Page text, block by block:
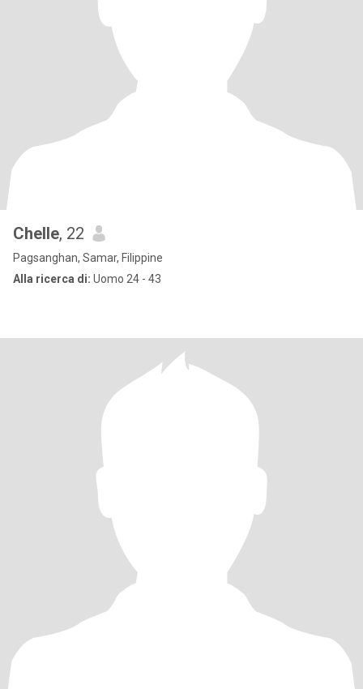
Chelle, 22
Pagsanghan, Samar, Filippine
Alla ricerca di: Uomo 24 - 43